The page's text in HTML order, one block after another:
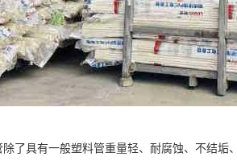
除了具有一般塑料管重量轻、耐腐蚀、不结垢